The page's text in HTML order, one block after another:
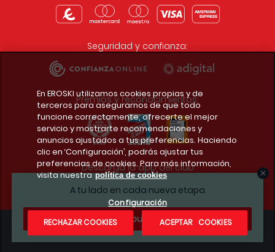
A tu lado en cada nueva etapa
¿Te apuntas?
Seguridad y confianza:
Premios y reconocimientos:
Descarga la app del club
Condiciones legales
En EROSKI utilizamos cookies propias y de
terceros para asegurarnos de que todo
funcione correctamente, ofrecerte el mejor
servicio y mostrarte recomendaciones y
anuncios ajustados a tus preferencias. Haciendo
clic en ‘Configuración’, podrás ajustar tus
preferencias de cookies. Para más información,
visita nuestra política de cookies
Configuración
RECHAZAR COOKIES
ACEPTAR COOKIES